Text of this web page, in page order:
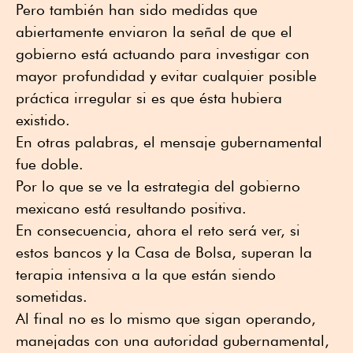
Pero también han sido medidas que
abiertamente enviaron la señal de que el
gobierno está actuando para investigar con
mayor profundidad y evitar cualquier posible
práctica irregular si es que ésta hubiera
existido.
En otras palabras, el mensaje gubernamental
fue doble.
Por lo que se ve la estrategia del gobierno
mexicano está resultando positiva.
En consecuencia, ahora el reto será ver, si
estos bancos y la Casa de Bolsa, superan la
terapia intensiva a la que están siendo
sometidas.
Al final no es lo mismo que sigan operando,
manejadas con una autoridad gubernamental,